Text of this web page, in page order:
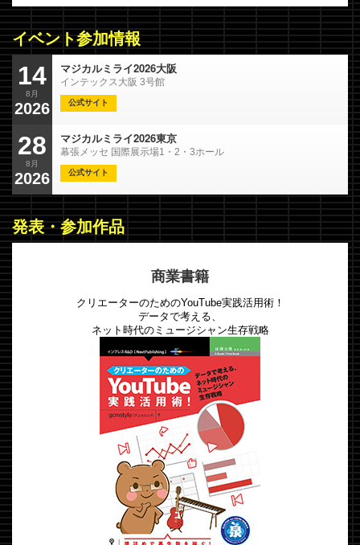
イベント参加情報
14
8月
2026
マジカルミライ2026大阪
インテックス大阪 3号館
公式サイト
28
8月
2026
マジカルミライ2026東京
幕張メッセ 国際展示場1・2・3ホール
公式サイト
発表・参加作品
商業書籍
クリエーターのためのYouTube実践活用術！
データで考える、
ネット時代のミュージシャン生存戦略